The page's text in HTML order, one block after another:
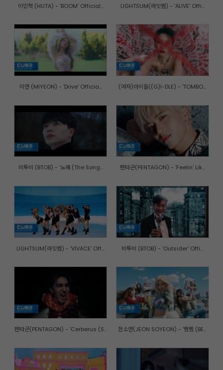
이민혁 (HUTA) - 'BOOM' Official... LIGHTSUM(라잇썸) - 'ALIVE' Offi...
미연 (MIYEON) - 'Drive' Officia... (여자)아이들((G)I-DLE) - 'TOMBO...
비투비 (BTOB) - '노래 (The Song... 펜타곤(PENTAGON) - 'Feelin' Lik...
LIGHTSUM(라잇썸) - 'VIVACE' Off... 비투비 (BTOB) - 'Outsider' Offi...
펜타곤(PENTAGON) - 'Cerberus (S... 전소연(JEON SOYEON) - '삠삠 (BE...